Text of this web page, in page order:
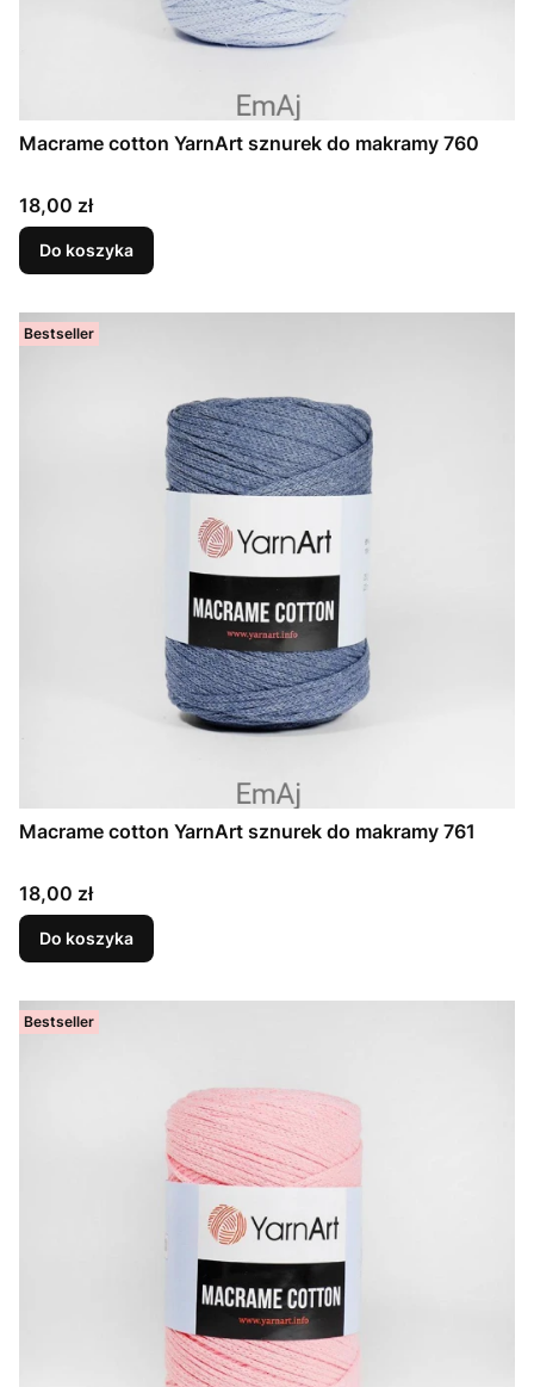
Macrame cotton YarnArt sznurek do makramy 760
Cena
18,00 zł
Do koszyka
Bestseller
Macrame cotton YarnArt sznurek do makramy 761
Cena
18,00 zł
Do koszyka
Bestseller